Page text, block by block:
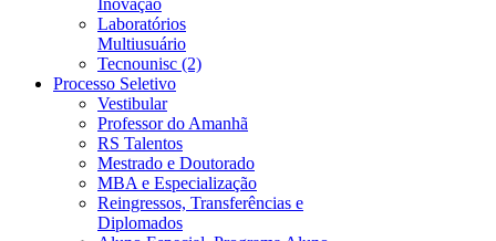
Inovação
Laboratórios
Multiusuário
Tecnounisc (2)
Processo Seletivo
Vestibular
Professor do Amanhã
RS Talentos
Mestrado e Doutorado
MBA e Especialização
Reingressos, Transferências e
Diplomados